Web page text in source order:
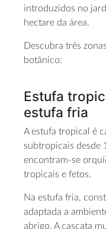
introduzidos no
hectare da área.
Descubra três
botânico:
Estufa
estufa fria
A estufa tropical é
subtropicais desde
encontram-se
tropicais e fetos.
Na estufa fria,
adaptada a
abrigo. A cascata